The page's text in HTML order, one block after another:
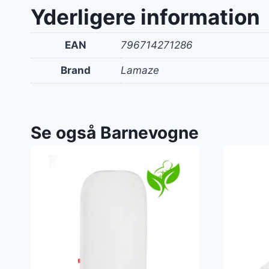
200
Yderligere information
EAN 796714271286
Brand Lamaze
Se også Barnevogne